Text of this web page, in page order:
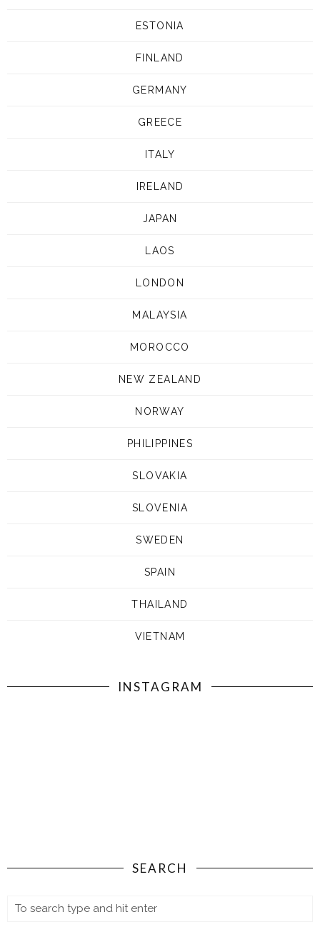
ESTONIA
FINLAND
GERMANY
GREECE
ITALY
IRELAND
JAPAN
LAOS
LONDON
MALAYSIA
MOROCCO
NEW ZEALAND
NORWAY
PHILIPPINES
SLOVAKIA
SLOVENIA
SWEDEN
SPAIN
THAILAND
VIETNAM
INSTAGRAM
SEARCH